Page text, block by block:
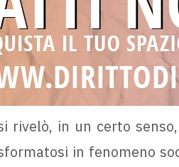
rivelò, in un certo
in fenomeno